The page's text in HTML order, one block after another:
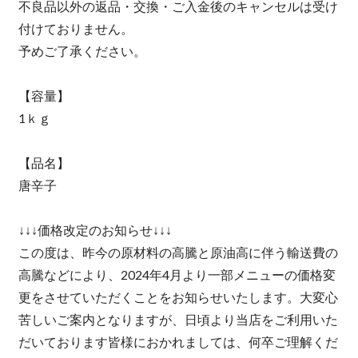
不良品以外の返品・交換・ご入金後のキャンセルは受け
付けておりません。
予めご了承ください。
【容量】
1ｋｇ
【品名】
唐辛子
↓↓↓価格改定のお知らせ↓↓↓
この度は、昨今の原材料の高騰と原油高に伴う輸送費の
高騰などにより、2024年4月より一部メニューの価格変
更をさせていただくことをお知らせいたします。大変心
苦しいご案内となりますが、日頃より当店をご利用いた
だいております皆様におかれましては、何卒ご理解くだ